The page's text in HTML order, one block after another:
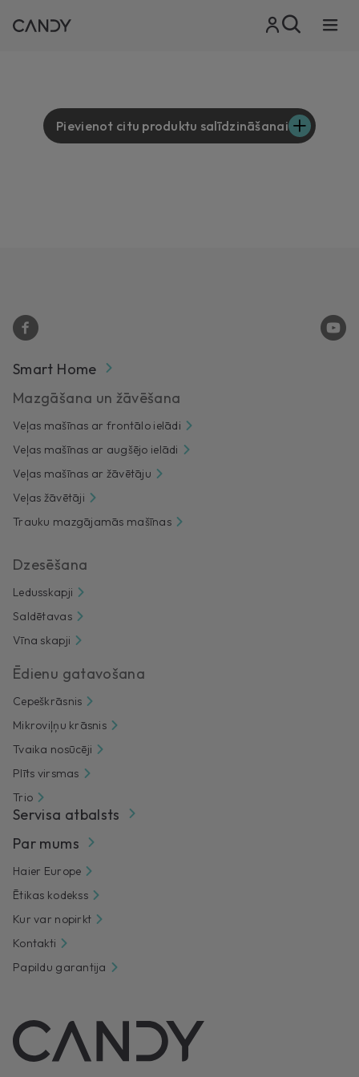
Pievienot citu produktu salīdzināšanai
Smart Home
Mazgāšana un žāvēšana
Veļas mašīnas ar frontālo ielādi
Veļas mašīnas ar augšējo ielādi
Veļas mašīnas ar žāvētāju
Veļas žāvētāji
Trauku mazgājamās mašīnas
Dzesēšana
Ledusskapji
Saldētavas
Vīna skapji
Ēdienu gatavošana
Cepeškrāsnis
Mikroviļņu krāsnis
Tvaika nosūcēji
Plīts virsmas
Trio
Servisa atbalsts
Par mums
Haier Europe
Ētikas kodekss
Kur var nopirkt
Kontakti
Papildu garantija